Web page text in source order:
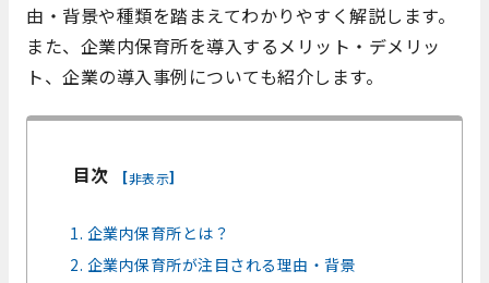
由・背景や種類を踏まえてわかりやすく解説します。
また、企業内保育所を導入するメリット・デメリッ
ト、企業の導入事例についても紹介します。
目次 [非表示]
1. 企業内保育所とは？
2. 企業内保育所が注目される理由・背景